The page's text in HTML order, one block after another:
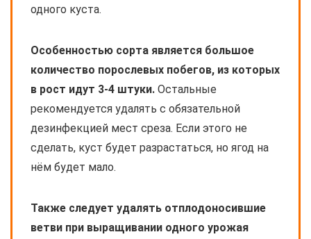
одного куста.
Особенностью сорта является большое
количество порослевых побегов, из которых
в рост идут 3-4 штуки. Остальные
рекомендуется удалять с обязательной
дезинфекцией мест среза. Если этого не
сделать, куст будет разрастаться, но ягод на
нём будет мало.
Также следует удалять отплодоносившие
ветви при выращивании одного урожая